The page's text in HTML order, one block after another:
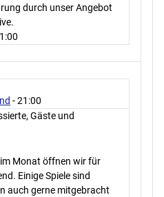
durch unser Angebot
- 21:00
Gäste und
Monat öffnen wir für
Einige Spiele sind
auch gerne mitgebracht